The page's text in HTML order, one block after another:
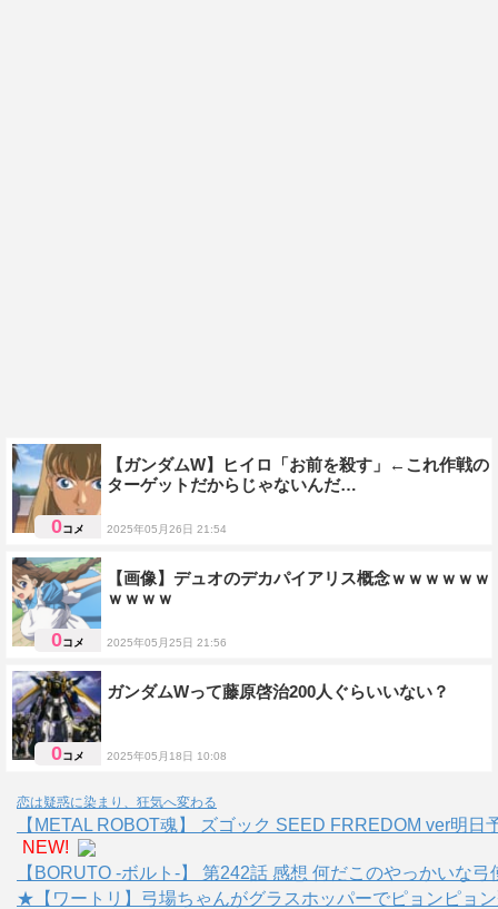
0コメ
【ガンダムW】ヒイロ「お前を殺す」←これ作戦の
ターゲットだからじゃないんだ…
2025年05月26日 21:54
0コメ
【画像】デュオのデカパイアリス概念ｗｗｗｗｗｗ
ｗｗｗｗ
2025年05月25日 21:56
0コメ
ガンダムWって藤原啓治200人ぐらいいない？
2025年05月18日 10:08
恋は疑惑に染まり、狂気へ変わる
【METAL ROBOT魂】 ズゴック SEED FRREDOM ver明
NEW!
【BORUTO -ボルト-】 第242話 感想 何だこのやっかいな弓
★【ワートリ】弓場ちゃんがグラスホッパーでピョンピョ